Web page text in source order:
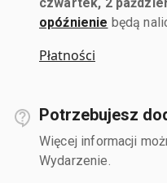
opóźnienie będą
Płatności
Potrzebujesz
Więcej informacji
Wydarzenie.